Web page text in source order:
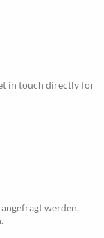
in touch directly for
werden,